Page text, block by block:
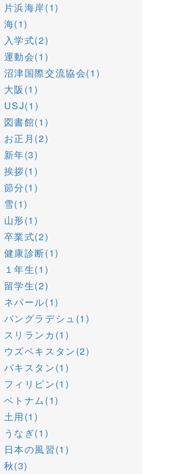
片浜海岸(1)
海(1)
入学式(2)
運動会(1)
沼津国際交流協会(1)
大阪(1)
USJ(1)
図書館(1)
お正月(2)
新年(3)
挨拶(1)
節分(1)
雪(1)
山形(1)
卒業式(2)
健康診断(1)
１年生(1)
留学生(2)
ネパール(1)
バングラデシュ(1)
スリランカ(1)
ウズベキスタン(2)
パキスタン(1)
フィリピン(1)
ベトナム(1)
土用(1)
うなぎ(1)
日本の風習(1)
秋(3)